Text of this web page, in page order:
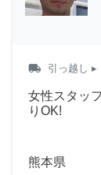
local_shipping 引っ越し ▸
女性スタッ
りOK!
熊本県